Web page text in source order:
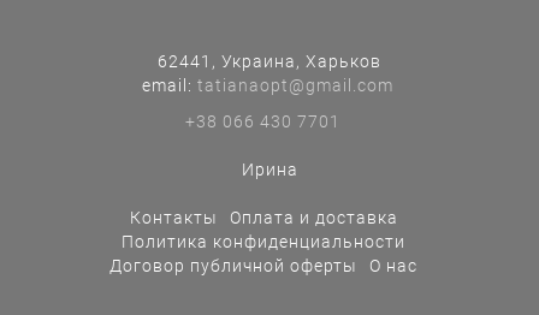
62441, Украина, Харьков
еmail: tatianaopt@gmail.com
+38 066 430 7701
Ирина
Контакты
Оплата и доставка
Политика конфиденциальности
Договор публичной оферты
О нас